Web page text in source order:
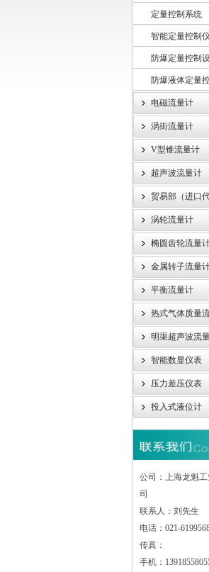
定量控制系统
智能定量控制仪
防爆定量控制
防爆液体定量
电磁流量计
涡街流量计
V型锥流量计
超声波流量计
贸易部（进口代
涡轮流量计
椭圆齿轮流量
金属转子流量
平衡流量计
热式气体质量
明渠超声波流
智能数显仪表
压力差压仪表
投入式液位计
公司：上海龙魁
司
联系人：刘先生
电话：021-
传真：
手机：